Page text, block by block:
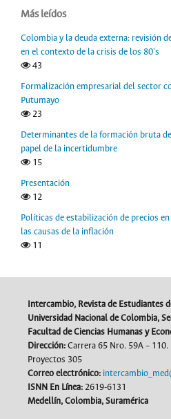
Más leídos
Colombia y la deuda externa: revisión
en el contexto de la crisis de los 80's
43
Formalización empresarial del sector
Putumayo
23
Determinantes de la formación bruta
papel de la incertidumbre
15
Presentación
12
Políticas de estabilización de precios
las causas de la inflación
11
Intercambio, Revista de Estudiantes
Universidad Nacional de Colombia,
Facultad de Ciencias Humanas y
Dirección: Carrera 65 Nro. 59A –
Proyectos 305
Correo electrónico:
ISNN En Línea: 2619-6131
Medellín, Colombia, Suramérica